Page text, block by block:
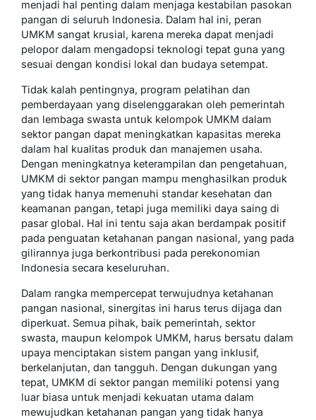
menjadi hal penting dalam menjaga kestabilan pasokan
pangan di seluruh Indonesia. Dalam hal ini, peran
UMKM sangat krusial, karena mereka dapat menjadi
pelopor dalam mengadopsi teknologi tepat guna yang
sesuai dengan kondisi lokal dan budaya setempat.
Tidak kalah pentingnya, program pelatihan dan
pemberdayaan yang diselenggarakan oleh pemerintah
dan lembaga swasta untuk kelompok UMKM dalam
sektor pangan dapat meningkatkan kapasitas mereka
dalam hal kualitas produk dan manajemen usaha.
Dengan meningkatnya keterampilan dan pengetahuan,
UMKM di sektor pangan mampu menghasilkan produk
yang tidak hanya memenuhi standar kesehatan dan
keamanan pangan, tetapi juga memiliki daya saing di
pasar global. Hal ini tentu saja akan berdampak positif
pada penguatan ketahanan pangan nasional, yang pada
gilirannya juga berkontribusi pada perekonomian
Indonesia secara keseluruhan.
Dalam rangka mempercepat terwujudnya ketahanan
pangan nasional, sinergitas ini harus terus dijaga dan
diperkuat. Semua pihak, baik pemerintah, sektor
swasta, maupun kelompok UMKM, harus bersatu dalam
upaya menciptakan sistem pangan yang inklusif,
berkelanjutan, dan tangguh. Dengan dukungan yang
tepat, UMKM di sektor pangan memiliki potensi yang
luar biasa untuk menjadi kekuatan utama dalam
mewujudkan ketahanan pangan yang tidak hanya